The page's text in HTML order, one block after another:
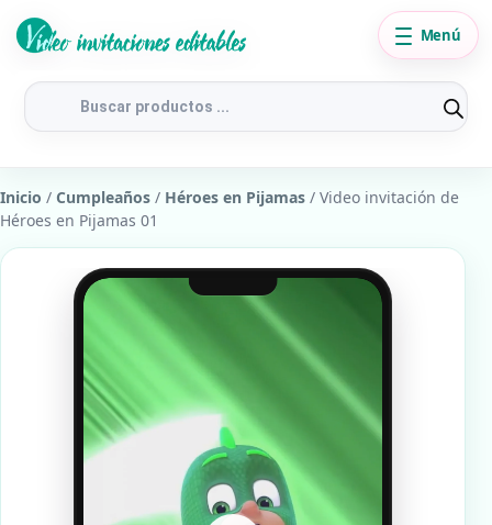
Búsqueda
productos
Menú
Inicio / Cumpleaños / Héroes en Pijamas / Video invitación de
Héroes en Pijamas 01